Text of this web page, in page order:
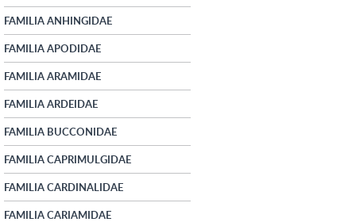
FAMILIA ANHINGIDAE
FAMILIA APODIDAE
FAMILIA ARAMIDAE
FAMILIA ARDEIDAE
FAMILIA BUCCONIDAE
FAMILIA CAPRIMULGIDAE
FAMILIA CARDINALIDAE
FAMILIA CARIAMIDAE